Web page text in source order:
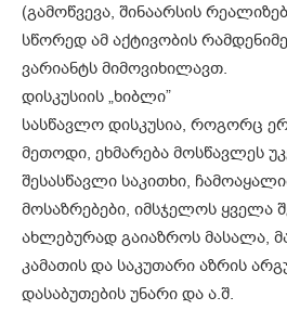
(გამოწვევა, შინაარსის
სწორედ ამ აქტივობის
ვარიანტს მიმოვიხილავთ.
დისკუსიის „ხიბლი”
სასწავლო დისკუსია, როგორც
მეთოდი, ეხმარება მოსწავლეს
შესასწავლი საკითხი,
მოსაზრებები, იმსჯელოს ყველა
ახლებურად გაიაზროს მასალა,
კამათის და საკუთარი აზრის
დასაბუთების უნარი და ა.შ.